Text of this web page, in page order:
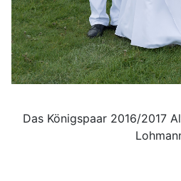
Das Königspaar 2016/2017